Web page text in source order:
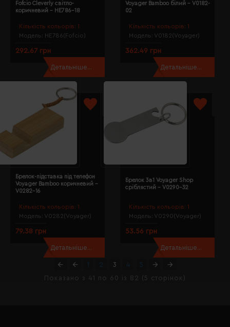
Кількість кольорів: 1
Модель: HE786(Fofcio)
Fofcio Cleverly світло-
коричневий - HE786-18
292.67 грн
Детальніше...
Кількість кольорів: 1
Модель: V0182(Voyager)
Voyager Bamboo білий - V0182-
02
362.49 грн
Детальніше...
Кількість кольорів: 1
Модель: V0282(Voyager)
Брелок-підставка під телефон
Voyager Bamboo коричневий -
V0282-16
79.38 грн
Детальніше...
Кількість кольорів: 1
Модель: V0290(Voyager)
Брелок 3в1 Voyager Shop
сріблястий - V0290-32
53.56 грн
Детальніше...
1 2 3 4
5
Показано з 41 по 60 із 82 (5 сторінок)